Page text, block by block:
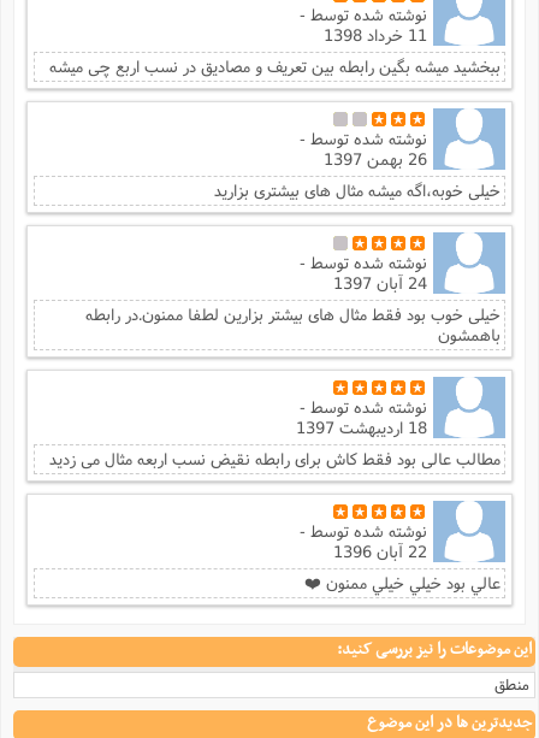
نوشته شده توسط-
11 خرداد 1398
ببخشید میشه بگین رابطه بین تعریف و مصادیق در نسب اربع چی میشه
نوشته شده توسط-
26 بهمن 1397
خیلی خوبه،اگه میشه مثال های بیشتری بزارید
نوشته شده توسط-
24 آبان 1397
خیلی خوب بود فقط مثال های بیشتر بزارین لطفا ممنون.در رابطه
باهمشون
نوشته شده توسط-
18 اردیبهشت 1397
مطالب عالی بود فقط کاش برای رابطه نقیض نسب اربعه مثال می زدید
نوشته شده توسط-
22 آبان 1396
عالي بود خيلي خيلي ممنون ❤️
این موضوعات را نیز بررسی کنید:
منطق
جدیدترین ها در این موضوع